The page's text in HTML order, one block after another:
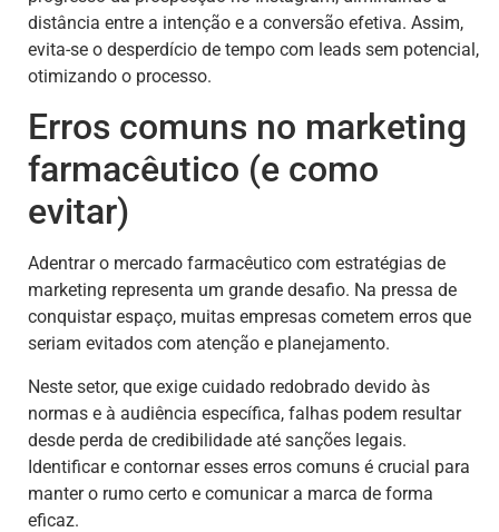
distância entre a intenção e a conversão efetiva. Assim,
evita-se o desperdício de tempo com leads sem potencial,
otimizando o processo.
Erros comuns no marketing
farmacêutico (e como
evitar)
Adentrar o mercado farmacêutico com estratégias de
marketing representa um grande desafio. Na pressa de
conquistar espaço, muitas empresas cometem erros que
seriam evitados com atenção e planejamento.
Neste setor, que exige cuidado redobrado devido às
normas e à audiência específica, falhas podem resultar
desde perda de credibilidade até sanções legais.
Identificar e contornar esses erros comuns é crucial para
manter o rumo certo e comunicar a marca de forma
eficaz.